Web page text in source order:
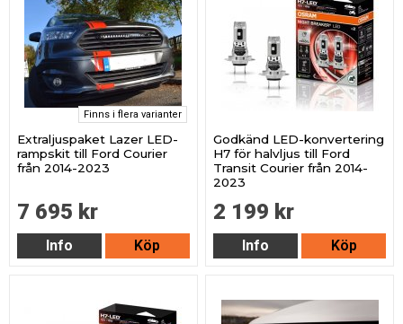
Finns i flera varianter
Extraljuspaket Lazer LED-
rampskit till Ford Courier
från 2014-2023
7 695 kr
Info Köp
Godkänd LED-konvertering
H7 för halvljus till Ford
Transit Courier från 2014-
2023
2 199 kr
Info Köp